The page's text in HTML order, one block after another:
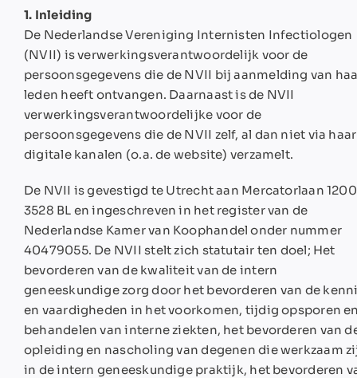
1. Inleiding
De Nederlandse Vereniging Internisten Infectiologen
(NVII) is verwerkingsverantwoordelijk voor de
persoonsgegevens die de NVII bij aanmelding van
leden heeft ontvangen. Daarnaast is de NVII
verwerkingsverantwoordelijke voor de
persoonsgegevens die de NVII zelf, al dan niet via haar
digitale kanalen (o.a. de website) verzamelt.
De NVII is gevestigd te Utrecht aan Mercatorlaan
3528 BL en ingeschreven in het register van de
Nederlandse Kamer van Koophandel onder nummer
40479055. De NVII stelt zich statutair ten doel; Het
bevorderen van de kwaliteit van de intern
geneeskundige zorg door het bevorderen van de
en vaardigheden in het voorkomen, tijdig opsporen
behandelen van interne ziekten, het bevorderen van
opleiding en nascholing van degenen die werkzaam
in de intern geneeskundige praktijk, het bevorderen